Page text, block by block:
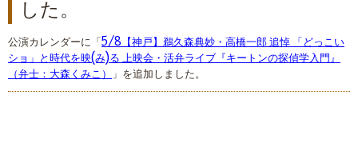
した。
公演カレンダーに「 5/8【神戸】鵜久森典妙・高橋一郎 追悼 「どっこい
ショ」と時代を映(み)る 上映会・活弁ライブ『キートンの探偵学入門』
（弁士：大森くみこ） 」を追加しました。